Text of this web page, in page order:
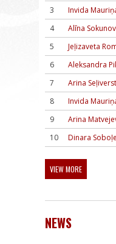
3
Invida
4
Alīna
5
Jeļizaveta
6
Aleksandra
7
Arina
8
Invida
9
Arina
10
Dinara
VIEW MORE
NEWS